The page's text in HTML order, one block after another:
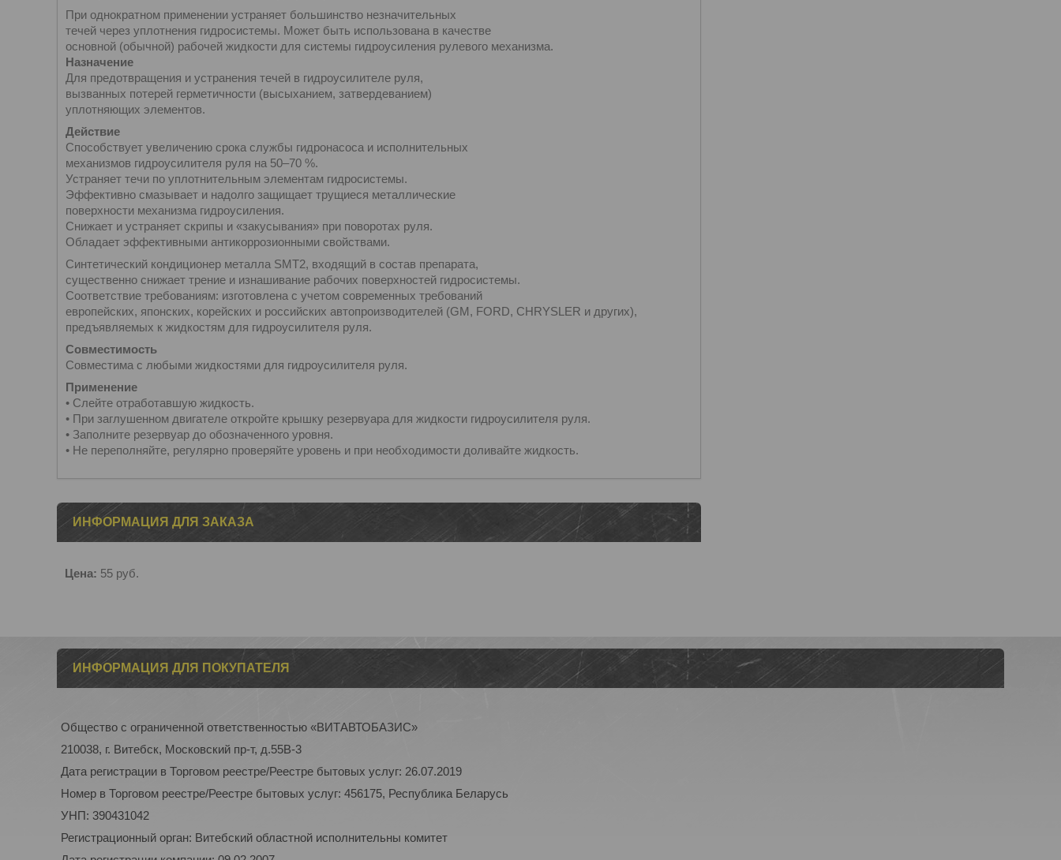
При однократном применении устраняет большинство незначительных
течей через уплотнения гидросистемы. Может быть использована в качестве
основной (обычной) рабочей жидкости для системы гидроусиления рулевого механизма.
Назначение
Для предотвращения и устранения течей в гидроусилителе руля,
вызванных потерей герметичности (высыханием, затвердеванием)
уплотняющих элементов.
Действие
Способствует увеличению срока службы гидронасоса и исполнительных
механизмов гидроусилителя руля на 50–70 %.
Устраняет течи по уплотнительным элементам гидросистемы.
Эффективно смазывает и надолго защищает трущиеся металлические
поверхности механизма гидроусиления.
Снижает и устраняет скрипы и «закусывания» при поворотах руля.
Обладает эффективными антикоррозионными свойствами.
Синтетический кондиционер металла SMT2, входящий в состав препарата,
существенно снижает трение и изнашивание рабочих поверхностей гидросистемы.
Соответствие требованиям: изготовлена с учетом современных требований
европейских, японских, корейских и российских автопроизводителей (GM, FORD, CHRYSLER и других),
предъявляемых к жидкостям для гидроусилителя руля.
Совместимость
Совместима с любыми жидкостями для гидроусилителя руля.
Применение
• Слейте отработавшую жидкость.
• При заглушенном двигателе откройте крышку резервуара для жидкости гидроусилителя руля.
• Заполните резервуар до обозначенного уровня.
• Не переполняйте, регулярно проверяйте уровень и при необходимости доливайте жидкость.
ИНФОРМАЦИЯ ДЛЯ ЗАКАЗА
Цена: 55 руб.
ИНФОРМАЦИЯ ДЛЯ ПОКУПАТЕЛЯ
Общество с ограниченной ответственностью «ВИТАВТОБАЗИС»
210038, г. Витебск, Московский пр-т, д.55В-3
Дата регистрации в Торговом реестре/Реестре бытовых услуг: 26.07.2019
Номер в Торговом реестре/Реестре бытовых услуг: 456175, Республика Беларусь
УНП: 390431042
Регистрационный орган: Витебский областной исполнительны комитет